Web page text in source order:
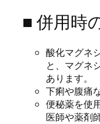
■ 併用時
酸化マグネ
と、マグネ
あります。
下痢や腹痛
便秘薬を使
医師や薬剤